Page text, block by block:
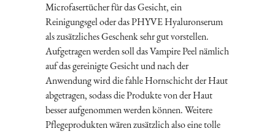
Microfasertücher für das Gesicht, ein
Reinigungsgel oder das PHYVE Hyaluronserum
als zusätzliches Geschenk sehr gut vorstellen.
Aufgetragen werden soll das Vampire Peel nämlich
auf das gereinigte Gesicht und nach der
Anwendung wird die fahle Hornschicht der Haut
abgetragen, sodass die Produkte von der Haut
besser aufgenommen werden können. Weitere
Pflegeprodukten wären zusätzlich also eine tolle